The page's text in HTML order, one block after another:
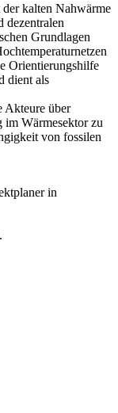
kalten Nahwärme
dezentralen
Grundlagen
Orientierungshilfe
dient als
Akteure über
Wärmesektor zu
von fossilen
in